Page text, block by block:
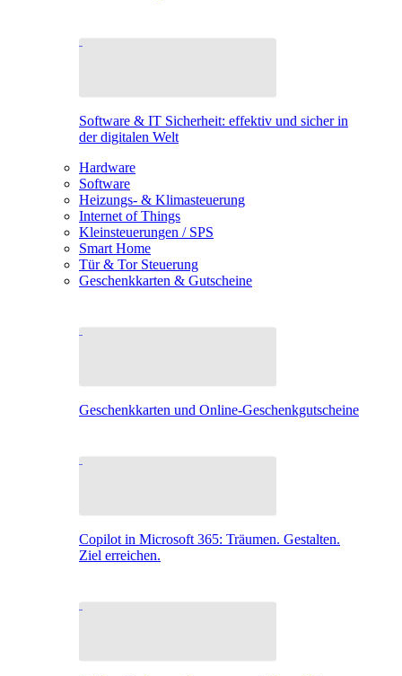
Software & IT Sicherheit: effektiv und sicher in
der digitalen Welt
Hardware
Software
Heizungs- & Klimasteuerung
Internet of Things
Kleinsteuerungen / SPS
Smart Home
Tür & Tor Steuerung
Geschenkkarten & Gutscheine
Geschenkkarten und Online-Geschenkgutscheine
Copilot in Microsoft 365: Träumen. Gestalten.
Ziel erreichen.